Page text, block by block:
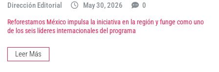
Dirección Editorial May 30, 2026 0
Reforestamos México impulsa la iniciativa en la región y funge como uno
de los seis líderes internacionales del programa
Leer Más